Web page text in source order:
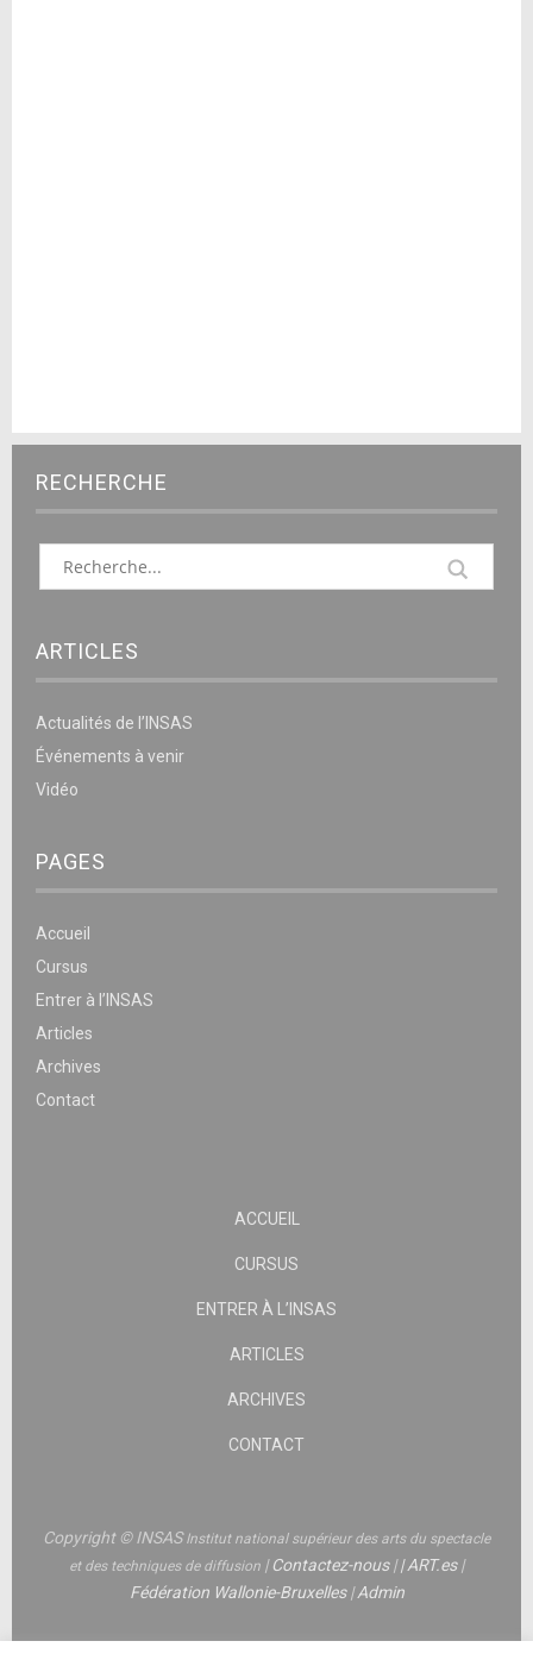
RECHERCHE
ARTICLES
Actualités de l’INSAS
Événements à venir
Vidéo
PAGES
Accueil
Cursus
Entrer à l’INSAS
Articles
Archives
Contact
ACCUEIL
CURSUS
ENTRER À L’INSAS
ARTICLES
ARCHIVES
CONTACT
Copyright © INSASInstitut national supérieur des arts du spectacle
et des techniques de diffusion |Contactez-nous||ART.es|
Fédération Wallonie-Bruxelles|Admin